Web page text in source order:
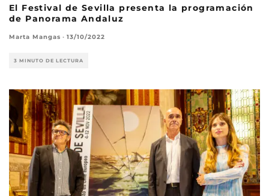
El Festival de Sevilla presenta la programación
de Panorama Andaluz
Marta Mangas · 13/10/2022
3 MINUTO DE LECTURA